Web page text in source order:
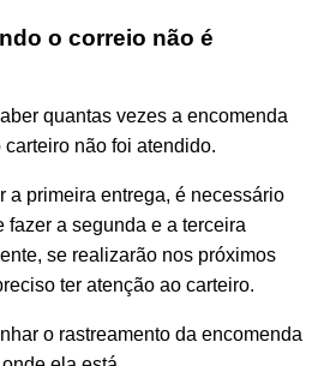
o correio não é
quantas vezes a encomenda
não foi atendido.
a primeira entrega, é necessário
fazer a segunda e a terceira
se realizarão nos próximos
ter atenção ao carteiro.
o rastreamento da encomenda